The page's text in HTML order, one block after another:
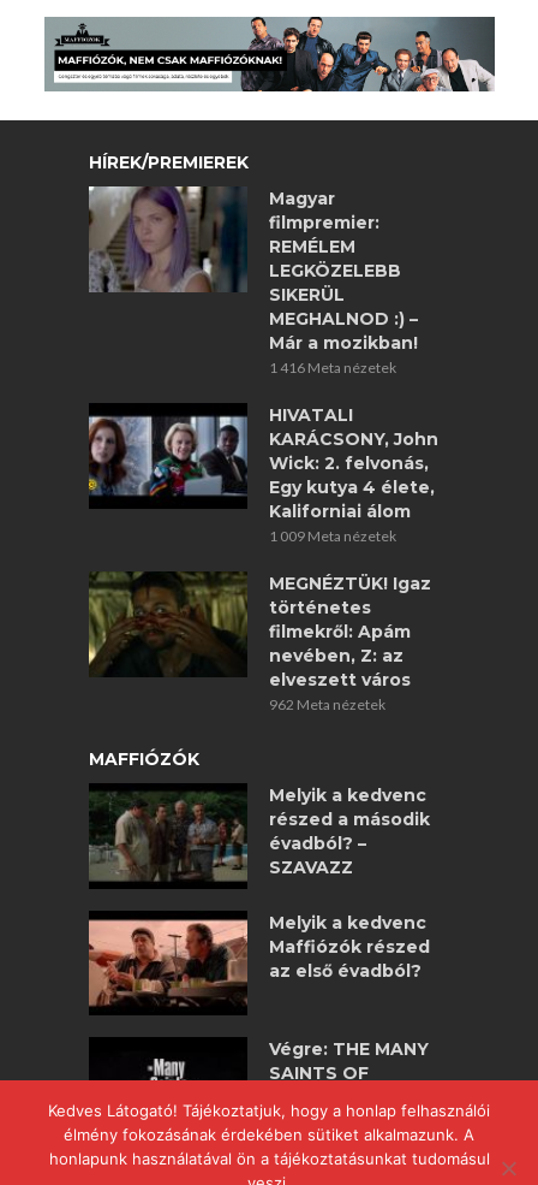
HÍREK/PREMIEREK
Magyar
filmpremier:
REMÉLEM
LEGKÖZELEBB
SIKERÜL
MEGHALNOD :) –
Már a mozikban!
1 416 Meta nézetek
HIVATALI
KARÁCSONY, John
Wick: 2. felvonás,
Egy kutya 4 élete,
Kaliforniai álom
1 009 Meta nézetek
MEGNÉZTÜK! Igaz
történetes
filmekről: Apám
nevében, Z: az
elveszett város
962 Meta nézetek
MAFFIÓZÓK
Melyik a kedvenc
részed a második
évadból? –
SZAVAZZ
Melyik a kedvenc
Maffiózók részed
az első évadból?
Végre: THE MANY
SAINTS OF
maffiózók
nagyjátékfilm!
Kedves Látogató! Tájékoztatjuk, hogy a honlap felhasználói
élmény fokozásának érdekében sütiket alkalmazunk. A
honlapunk használatával ön a tájékoztatásunkat tudomásul